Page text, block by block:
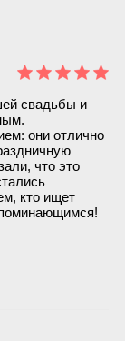
свадьбы и
они отлично
что это
кто ищет